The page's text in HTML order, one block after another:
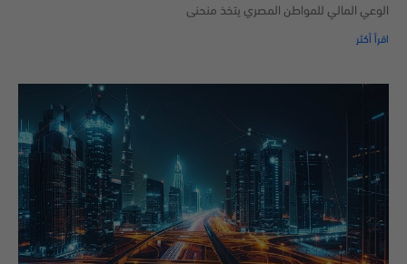
الوعي المالي للمواطن المصري يتخذ منحنى
اقرأ أكثر